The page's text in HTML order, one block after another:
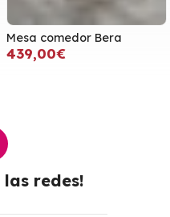
Mesa comedor Bera
439,00€
las redes!